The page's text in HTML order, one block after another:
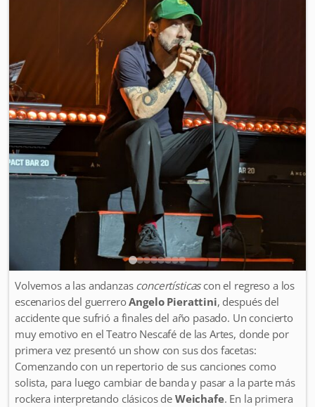
Volvemos a las andanzas concertísticas con el regreso a los
escenarios del guerreroAngelo Pierattini, después del
accidente que sufrió a finales del año pasado. Un concierto
muy emotivo en el Teatro Nescafé de las Artes, donde por
primera vez presentó un show con sus dos facetas:
Comenzando con un repertorio de sus canciones como
solista, para luego cambiar de banda y pasar a la parte más
rockera interpretando clásicos de Weichafe. En la primera